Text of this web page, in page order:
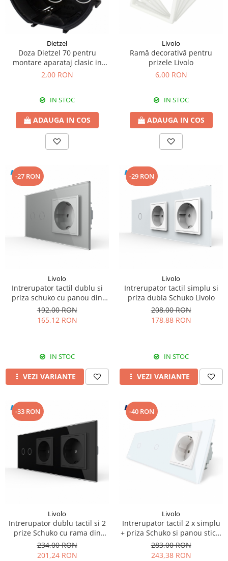
Dietzel
Doza Dietzel 70 pentru
montare aparataj clasic in
zidarie
2,00 RON
IN STOC
ADAUGA IN COS
Livolo
Ramă decorativă pentru
prizele Livolo
6,00 RON
IN STOC
ADAUGA IN COS
-27 RON
Livolo
Intrerupator tactil dublu si
priza schuko cu panou din
sticla Livolo
192,00 RON
165,12 RON
IN STOC
VEZI VARIANTE
-29 RON
Livolo
Intrerupator tactil simplu si
priza dubla Schuko Livolo
208,00 RON
178,88 RON
IN STOC
VEZI VARIANTE
-33 RON
Livolo
Intrerupator dublu tactil si 2
prize Schuko cu rama din
sticla Livolo
234,00 RON
201,24 RON
-40 RON
Livolo
Intrerupator tactil 2 x simplu
+ priza Schuko si panou sticla
Livolo
283,00 RON
243,38 RON